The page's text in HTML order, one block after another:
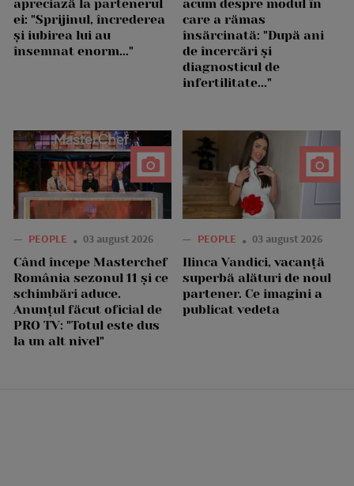
apreciază la partenerul
ei: "Sprijinul, încrederea
și iubirea lui au
însemnat enorm..."
acum despre modul în
care a rămas
însărcinată: "După ani
de încercări și
diagnosticul de
infertilitate..."
— PEOPLE 03 august 2026
Când începe Masterchef
România sezonul 11 și ce
schimbări aduce.
Anunțul făcut oficial de
PRO TV: "Totul este dus
la un alt nivel"
— PEOPLE 03 august 2026
Ilinca Vandici, vacanță
superbă alături de noul
partener. Ce imagini a
publicat vedeta